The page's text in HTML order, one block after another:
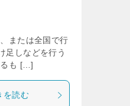
または全国で行
足しなどを行う
るも […]
を読む